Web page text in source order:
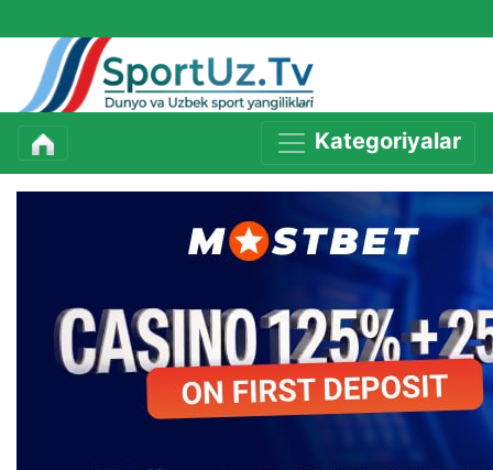
Kategoriyalar